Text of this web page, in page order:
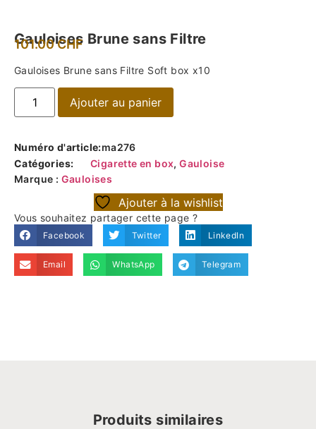
Gauloises Brune sans Filtre
101.00CHF
Gauloises Brune sans Filtre Soft box x10
Ajouter au panier
Numéro d'article:ma276
Catégories:
Cigarette en box,Gauloise
Marque : Gauloises
Ajouter à la wishlist
Vous souhaitez partager cette page ?
Facebook Twitter LinkedIn
Email WhatsApp Telegram
Produits similaires